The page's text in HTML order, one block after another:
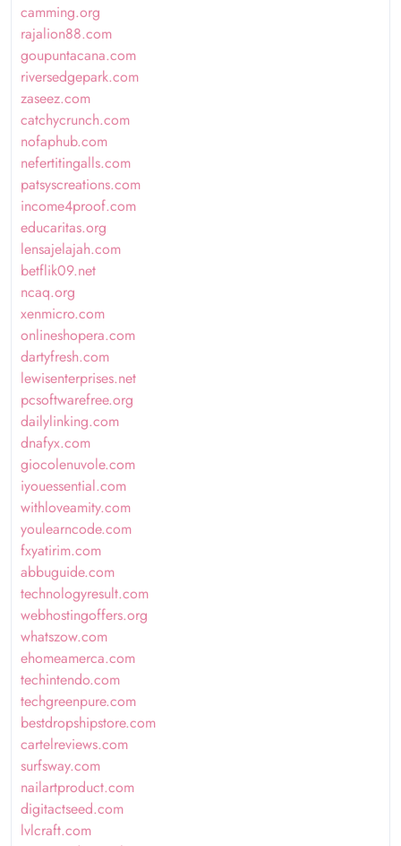
camming.org
rajalion88.com
goupuntacana.com
riversedgepark.com
zaseez.com
catchycrunch.com
nofaphub.com
nefertitingalls.com
patsyscreations.com
income4proof.com
educaritas.org
lensajelajah.com
betflik09.net
ncaq.org
xenmicro.com
onlineshopera.com
dartyfresh.com
lewisenterprises.net
pcsoftwarefree.org
dailylinking.com
dnafyx.com
giocolenuvole.com
iyouessential.com
withloveamity.com
youlearncode.com
fxyatirim.com
abbuguide.com
technologyresult.com
webhostingoffers.org
whatszow.com
ehomeamerca.com
techintendo.com
techgreenpure.com
bestdropshipstore.com
cartelreviews.com
surfsway.com
nailartproduct.com
digitactseed.com
lvlcraft.com